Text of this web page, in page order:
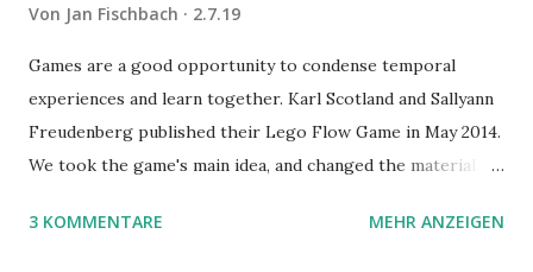
Von Jan Fischbach 2.7.19
Games are a good opportunity to condense temporal
experiences and learn together. Karl Scotland and Sallyann
Freudenberg published their Lego Flow Game in May 2014.
We took the game's main idea, and changed the material.
Rejchtman's Ubongo Game. These are the instructions of
3 KOMMENTARE MEHR ANZEIGEN